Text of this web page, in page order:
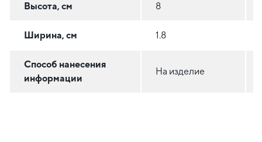
Высота, см 8
Ширина, см 1.8
Способ нанесения
информации
На изделие